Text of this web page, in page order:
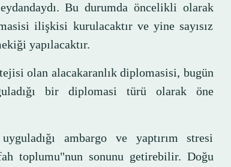
Bu durumda öncelikli olarak
ilişkisi kurulacaktır ve yine sayısız
yapılacaktır.
olan alacakaranlık diplomasisi, bugün
bir diplomasi türü olarak öne
ambargo ve yaptırım stresi
toplumu"nun sonunu getirebilir. Doğu